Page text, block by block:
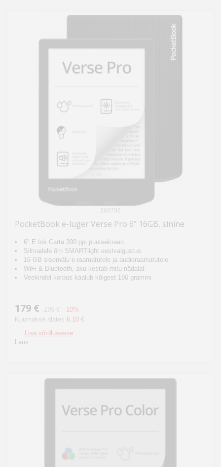
269796
PocketBook e-luger Verse Pro 6" 16GB, sinine
6" E Ink Carta 300 ppi puuteekraan
Silmadele õrn SMARTlight eestvalgustus
16 GB sisemälu e-raamatutele ja audioraamatutele
WiFi & Bluetooth, aku kestab mitu nädalat
Veekindel korpus kaalub kõigest 186 grammi
179 € 199 €
-10%
Kuumakse alates 6,10 €
Lisa võrdlusesse
Laos